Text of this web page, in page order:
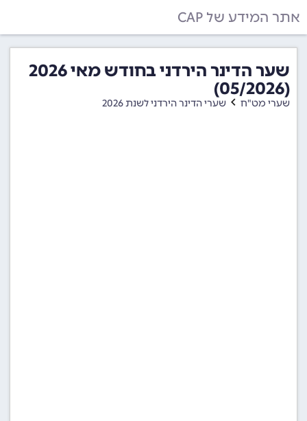
אתר המידע של CAP
שער הדינר הירדני בחודש מאי 2026
(05/2026)
שערי מט"ח שערי הדינר הירדני לשנת 2026